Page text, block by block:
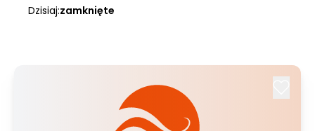
Dzisiaj:zamknięte